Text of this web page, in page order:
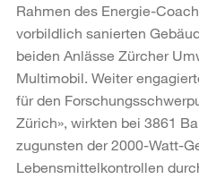
Rahmen des Energie-
vorbildlich sanierten
beiden Anlässe Zürcher
Multimobil. Weiter
für den
Zürich», wirkten bei 3861
zugunsten der 2000-Watt-
Lebensmittelkontrollen